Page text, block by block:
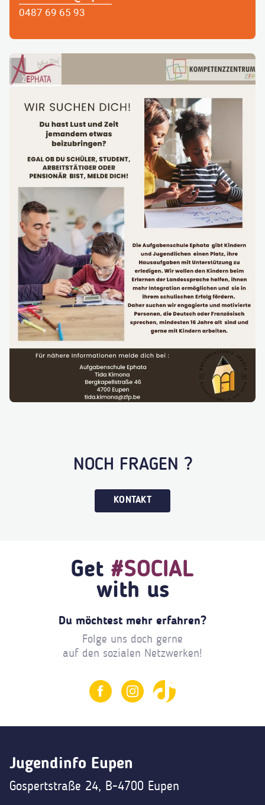
0487 69 65 93
NOCH FRAGEN ?
KONTAKT
Get #SOCIAL
with us
Du möchtest mehr erfahren?
Folge uns doch gerne
auf den sozialen Netzwerken!
Jugendinfo Eupen
Gospertstraße 24, B-4700 Eupen